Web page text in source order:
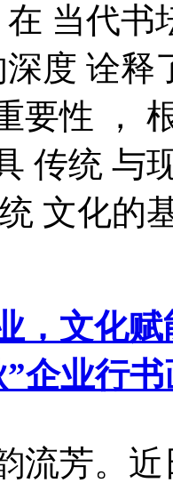
当代书
度 诠释
要性 ，
传统 与
文化的
，文化
企业行
流芳。